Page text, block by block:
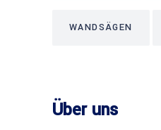
WANDSÄGEN
Über uns